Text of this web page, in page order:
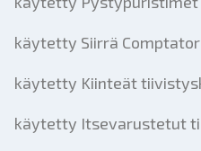
käytetty Siirrä
käytetty Kiinteät
käytetty Itsevarustetut